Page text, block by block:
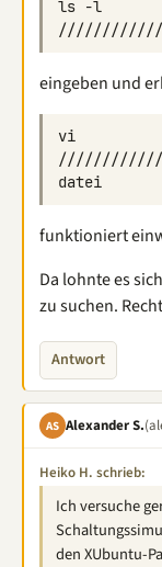
ls -l
eingeben und
vi
funktioniert
Da lohnte es
zu suchen.
Antwort
AS Alexander S.
Heiko H. schrieb:
Ich versuche
den XUbuntu-